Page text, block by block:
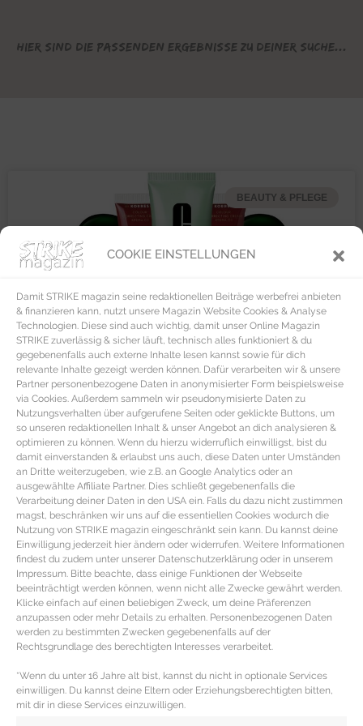
COOKIE EINSTELLUNGEN
Damit STRIKE magazin seine redaktionellen Beiträge werbefrei anbieten
& finanzieren kann, nutzt unsere Magazin Website Cookies & Analyse
Technologien. Diese sind auch wichtig, damit unser Online Magazin
STRIKE zuverlässig & sicher läuft, technisch alles funktioniert & du
gegebenenfalls auch externe Inhalte lesen kannst sowie für dich
relevante Inhalte gezeigt werden können. Dafür verarbeiten wir & unsere
Partner personenbezogene Daten in anonymisierter Form beispielsweise
via Cookies. Außerdem sammeln wir pseudonymisierte Daten zu
Nutzungsverhalten über aufgerufene Seiten oder geklickte Buttons, um
so unseren redaktionellen Inhalt & unser Angebot an dich analysieren &
optimieren zu können. Wenn du hierzu widerruflich einwilligst, bist du
damit einverstanden & erlaubst uns auch, diese Daten unter Umständen
an Dritte weiterzugeben, wie z.B. an Google Analytics oder an
ausgewählte Affiliate Partner. Dies schließt gegebenenfalls die
Verarbeitung deiner Daten in den USA ein. Falls du dazu nicht zustimmen
magst, beschränken wir uns auf die essentiellen Cookies wodurch die
Nutzung von STRIKE magazin eingeschränkt sein kann. Du kannst deine
Einwilligung jederzeit hier ändern oder widerrufen. Weitere Informationen
findest du zudem unter unserer Datenschutzerklärung oder in unserem
Impressum. Bitte beachte, dass einige Funktionen der Webseite
beeinträchtigt werden können, wenn nicht alle Zwecke gewährt werden.
Klicke einfach auf einen beliebigen Zweck, um deine Präferenzen
anzupassen oder mehr Details zu erhalten. Personenbezogenen Daten
werden zu bestimmten Zwecken gegebenenfalls auf der
Rechtsgrundlage des berechtigten Interesses verarbeitet.
*Wenn du unter 16 Jahre alt bist, kannst du nicht in optionale Services
einwilligen. Du kannst deine Eltern oder Erziehungsberechtigten bitten,
mit dir in diese Services einzuwilligen.
Hier sind die passenden Ergebnisse zu deiner Suche...
BEAUTY & PFLEGE
PERFEKTIONIERENDE PFLEGE – Die
besten CC Cremes mit LSF und Anti-
Aging
Getönte CC Cremes für gepflegten & ebenmäßigen
Teint Kleine Wundermittel wäre eine geeignete
Beschreibung für getönte CC Cremes. Denn CC